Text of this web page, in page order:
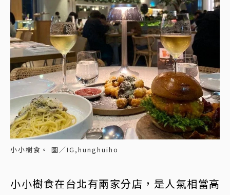
小小樹食。 圖／IG,hunghuiho
小小樹食在台北有兩家分店，是人氣相當高